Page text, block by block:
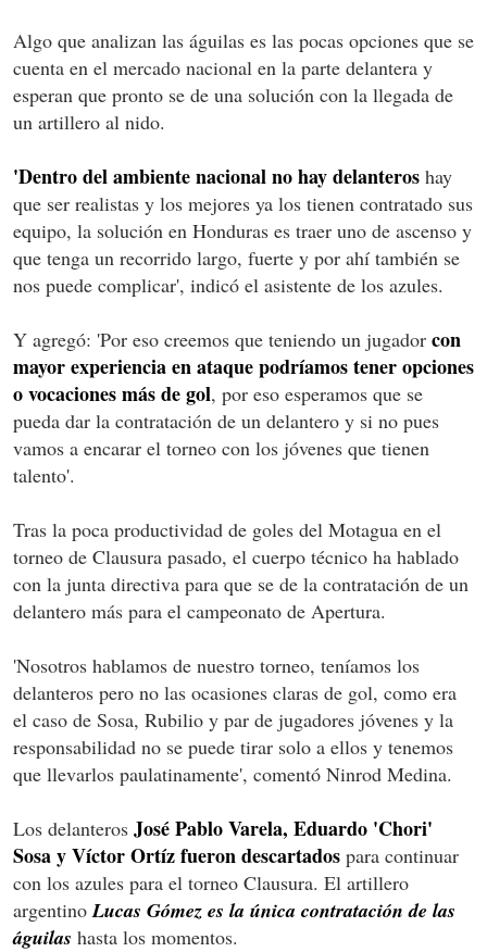
Algo que analizan las águilas es las pocas opciones que se
cuenta en el mercado nacional en la parte delantera y
esperan que pronto se de una solución con la llegada de
un artillero al nido.
'Dentro del ambiente nacional no hay delanteros hay
que ser realistas y los mejores ya los tienen contratado sus
equipo, la solución en Honduras es traer uno de ascenso y
que tenga un recorrido largo, fuerte y por ahí también se
nos puede complicar', indicó el asistente de los azules.
Y agregó: 'Por eso creemos que teniendo un jugador con
mayor experiencia en ataque podríamos tener opciones
o vocaciones más de gol, por eso esperamos que se
pueda dar la contratación de un delantero y si no pues
vamos a encarar el torneo con los jóvenes que tienen
talento'.
Tras la poca productividad de goles del Motagua en el
torneo de Clausura pasado, el cuerpo técnico ha hablado
con la junta directiva para que se de la contratación de un
delantero más para el campeonato de Apertura.
'Nosotros hablamos de nuestro torneo, teníamos los
delanteros pero no las ocasiones claras de gol, como era
el caso de Sosa, Rubilio y par de jugadores jóvenes y la
responsabilidad no se puede tirar solo a ellos y tenemos
que llevarlos paulatinamente', comentó Ninrod Medina.
Los delanteros José Pablo Varela, Eduardo 'Chori'
Sosa y Víctor Ortíz fueron descartados para continuar
con los azules para el torneo Clausura. El artillero
argentinoLucas Gómez es la única contratación de las
águilas hasta los momentos.